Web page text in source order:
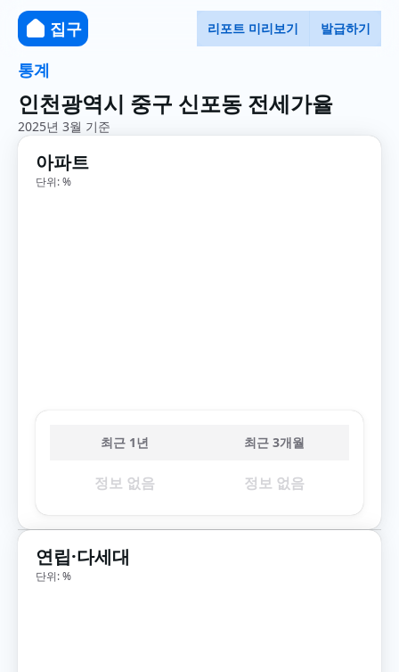
집구 리포트 미리보기 발급하기
통계
인천광역시 중구 신포동 전세가율
2025년 3월 기준
아파트
단위: %
최근 1년 최근 3개월
정보 없음 정보 없음
연립·다세대
단위: %